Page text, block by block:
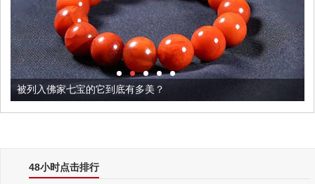
被列入佛家七宝的它到底有多美？
48小时点击排行